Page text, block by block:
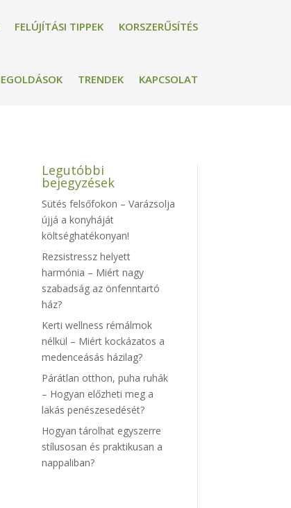
FELÚJÍTÁSI TIPPEK KORSZERŰSÍTÉS
TRENDEK KAPCSOLAT
Legutóbbi
bejegyzések
Sütés felsőfokon – Varázsolja
újjá a konyháját
költséghatékonyan!
Rezsistressz helyett
harmónia – Miért nagy
szabadság az önfenntartó
ház?
Kerti wellness rémálmok
nélkül – Miért kockázatos a
medenceásás házilag?
Párátlan otthon, puha ruhák
– Hogyan előzheti meg a
lakás penészesedését?
Hogyan tárolhat egyszerre
stílusosan és praktikusan a
nappaliban?